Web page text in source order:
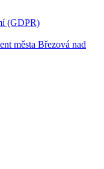
(GDPR)
města Březová nad